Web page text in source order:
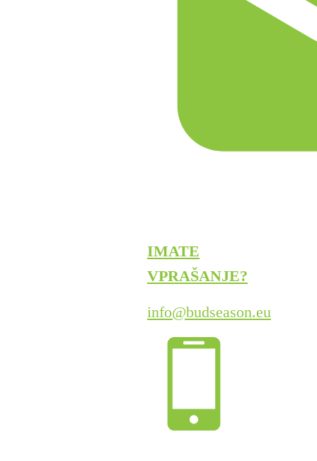
IMATE
VPRAŠANJE?
info@budseason.eu